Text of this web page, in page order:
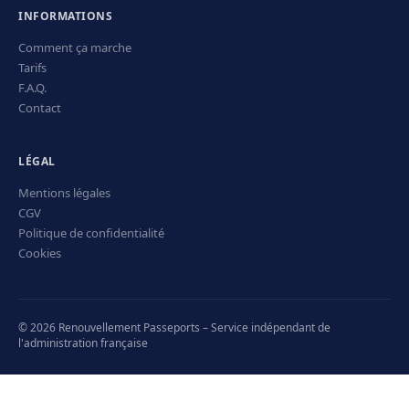
INFORMATIONS
Comment ça marche
Tarifs
F.A.Q.
Contact
LÉGAL
Mentions légales
CGV
Politique de confidentialité
Cookies
© 2026 Renouvellement Passeports – Service indépendant de
l'administration française